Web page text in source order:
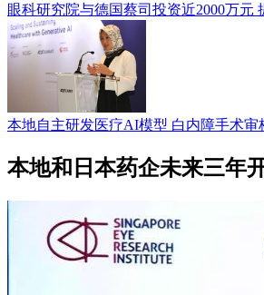
眼科研究院与德国蔡司投资近2000万元
本地自主研发医疗AI模型 白内障手术审
本地和日本药企未来三年